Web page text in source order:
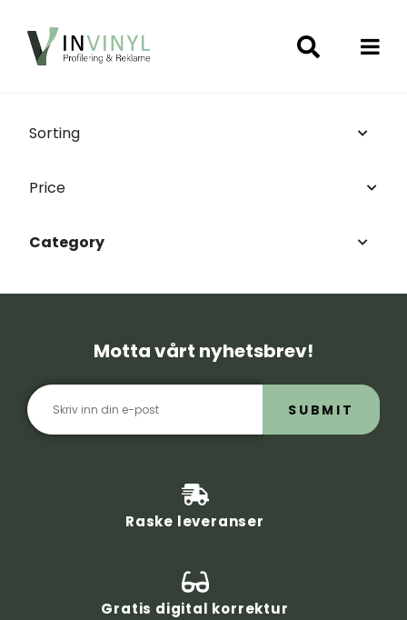
Sorting
Price
Category
Motta vårt nyhetsbrev!
SUBMIT
Raske leveranser
Gratis digital korrektur